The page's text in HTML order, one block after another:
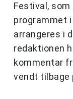
Festival, som
programmet i
arrangeres i
redaktionen
kommentar
vendt tilbage